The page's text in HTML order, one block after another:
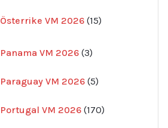
Österrike VM 2026 15
produkter
Panama VM 2026 3
produkter
Paraguay VM 2026 55
Portugal VM 2026 170
produkter